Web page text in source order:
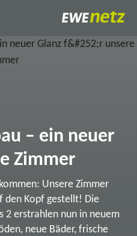
– ein neuer
Zimmer
Unsere Zimmer
den Kopf gestellt! Die
2 erstrahlen nun in neuem
neue Bäder, frische